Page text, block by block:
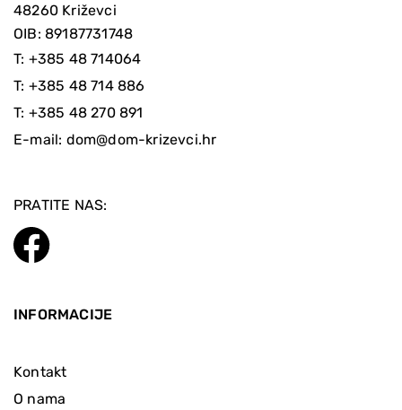
48260 Križevci
OIB: 89187731748
T: +385 48 714064
T: +385 48 714 886
T: +385 48 270 891
E-mail: dom@dom-krizevci.hr
PRATITE NAS:
INFORMACIJE
Kontakt
O nama